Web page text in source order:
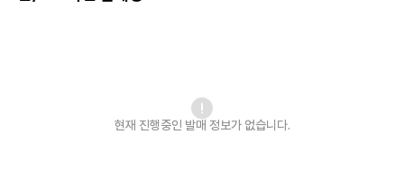
현재 진행중인 발매 정보가 없습니다.